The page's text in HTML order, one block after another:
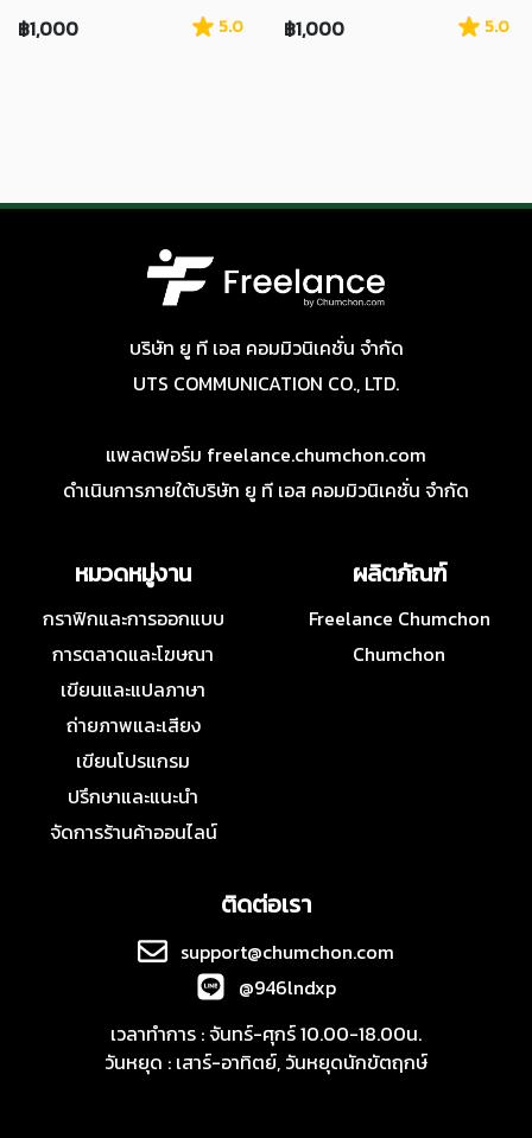
฿1,000 5.0 ฿1,000 5.0
บริษัท ยู ที เอส คอมมิวนิเคชั่น จำกัด
UTS COMMUNICATION CO., LTD.
แพลตฟอร์ม freelance.chumchon.com
ดำเนินการภายใต้บริษัท ยู ที เอส คอมมิวนิเคชั่น จำกัด
หมวดหมู่งาน
กราฟิกและการออกแบบ
การตลาดและโฆษณา
เขียนและแปลภาษา
ถ่ายภาพและเสียง
เขียนโปรแกรม
ปรึกษาและแนะนำ
จัดการร้านค้าออนไลน์
ผลิตภัณฑ์
Freelance Chumchon
Chumchon
ติดต่อเรา
support@chumchon.com
@946lndxp
เวลาทำการ : จันทร์-ศุกร์ 10.00-18.00น.
วันหยุด : เสาร์-อาทิตย์, วันหยุดนักขัตฤกษ์